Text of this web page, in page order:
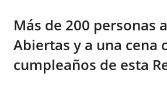
Más de 200 personas
Abiertas y a una
cumpleaños de esta